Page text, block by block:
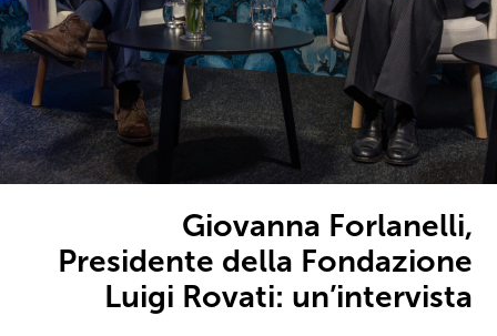
Giovanna Forlanelli,
Presidente della Fondazione
Luigi Rovati: un’intervista